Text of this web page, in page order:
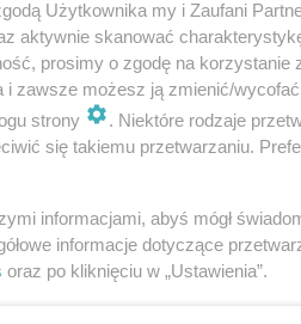
dzieci z zespołu
przedstawiająca
Wojsce
św. Marcina
dla dzieci i młodzieży
Użytkownika my i Zaufani
aktywnie skanować
prosimy o zgodę na korzystanie
i zawsze możesz ją zmienić/
strony
. Niektóre rodzaje
się takiemu przetwarzaniu.
informacjami, abyś mógł
informacje dotyczące
oraz po kliknięciu w „Ustawienia”.